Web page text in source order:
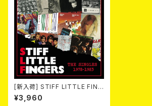
[新入荷] STIFF LITTLE FING
ERS / THE SINGLES 1978-1
983 (2CD)
¥3,960